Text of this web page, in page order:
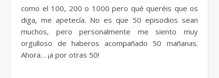
como el 100, 200 o 1000 pero qué queréis que os
diga, me apetecía. No es que 50 episodios sean
muchos, pero personalmente me siento muy
orgulloso de haberos acompañado 50 mañanas.
Ahora… ¡a por otras 50!